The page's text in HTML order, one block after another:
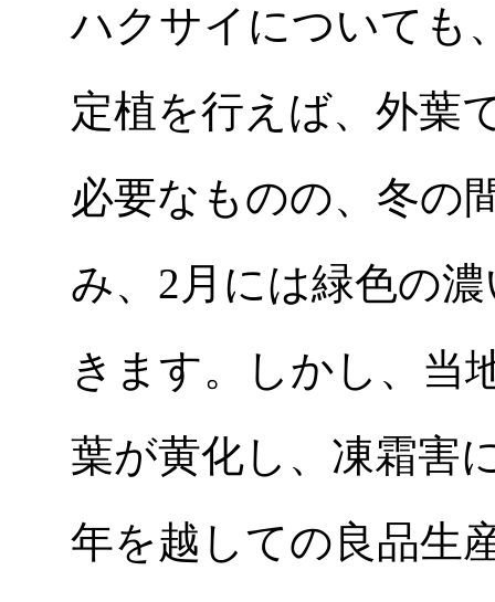
ハクサイについても
定植を行えば、外葉
必要なものの、冬の
み、2月には緑色の
きます。しかし、当
葉が黄化し、凍霜害
年を越しての良品生